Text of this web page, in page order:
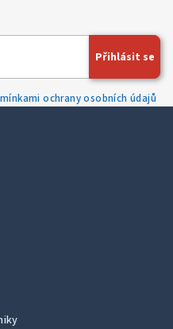
ochrany osobních údajů
Přihlásit se